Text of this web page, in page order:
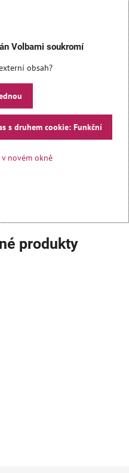
Volbami soukromí
obsah?
s druhem cookie: Funkční
novém okně
produkty